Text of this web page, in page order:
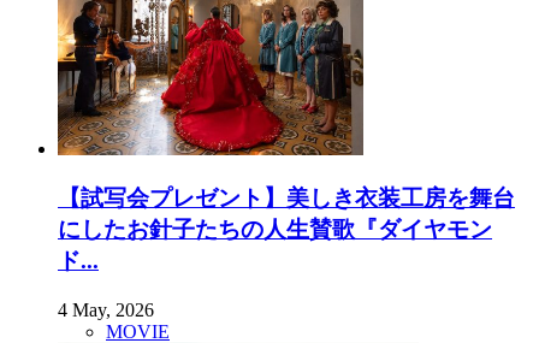
【試写会プレゼント】美しき衣装工房を舞台
にしたお針子たちの人生賛歌『ダイヤモン
ド...
4 May, 2026
MOVIE